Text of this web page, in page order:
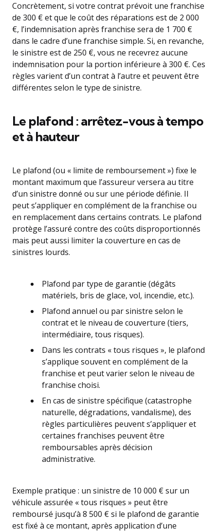
Concrètement, si votre contrat prévoit une franchise
de 300 € et que le coût des réparations est de 2 000
€, l’indemnisation après franchise sera de 1 700 €
dans le cadre d’une franchise simple. Si, en revanche,
le sinistre est de 250 €, vous ne recevrez aucune
indemnisation pour la portion inférieure à 300 €. Ces
règles varient d’un contrat à l’autre et peuvent être
différentes selon le type de sinistre.
Le plafond : arrêtez-vous à tempo
et à hauteur
Le plafond (ou « limite de remboursement ») fixe le
montant maximum que l’assureur versera au titre
d’un sinistre donné ou sur une période définie. Il
peut s’appliquer en complément de la franchise ou
en remplacement dans certains contrats. Le plafond
protège l’assuré contre des coûts disproportionnés
mais peut aussi limiter la couverture en cas de
sinistres lourds.
Plafond par type de garantie (dégâts
matériels, bris de glace, vol, incendie, etc.).
Plafond annuel ou par sinistre selon le
contrat et le niveau de couverture (tiers,
intermédiaire, tous risques).
Dans les contrats « tous risques », le plafond
s’applique souvent en complément de la
franchise et peut varier selon le niveau de
franchise choisi.
En cas de sinistre spécifique (catastrophe
naturelle, dégradations, vandalisme), des
règles particulières peuvent s’appliquer et
certaines franchises peuvent être
remboursables après décision
administrative.
Exemple pratique : un sinistre de 10 000 € sur un
véhicule assurée « tous risques » peut être
remboursé jusqu’à 8 500 € si le plafond de garantie
est fixé à ce montant, après application d’une